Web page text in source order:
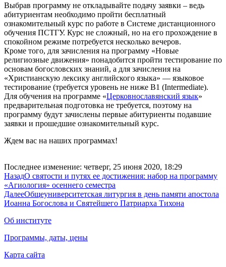
Выбрав программу не откладывайте подачу заявки – ведь
абитуриентам необходимо пройти бесплатный
ознакомительный курс по работе в Системе дистанционного
обучения ПСТГУ. Курс не сложный, но на его прохождение в
спокойном режиме потребуется несколько вечеров.
Кроме того, для зачисления на программу «Новые
религиозные движения» понадобится пройти тестирование по
основам богословских знаний, а для зачисления на
«Христианскую лексику английского языка» — языковое
тестирование (требуется уровень не ниже B1 (Intermediate).
Для обучения на программе «Церковнославянский язык»
предварительная подготовка не требуется, поэтому на
программу будут зачислены первые абитуриенты подавшие
заявки и прошедшие ознакомительный курс.
Ждем вас на наших программах!
Последнее изменение: четверг, 25 июня 2020, 18:29
НазадО святости и путях ее достижения: набор на программу
«Агиология» осеннего семестра
ДалееОбщеуниверситетская литургия в день памяти апостола
Иоанна Богослова и Святейшего Патриарха Тихона
Об институте
Программы, даты, цены
Карта сайта